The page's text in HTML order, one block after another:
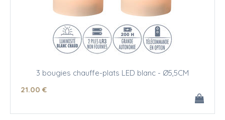
3 bougies chauffe-plats LED blanc - Ø5,5CM
21.00 €